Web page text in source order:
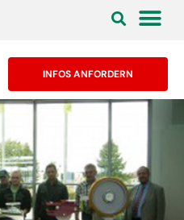
INFOS ANFORDERN